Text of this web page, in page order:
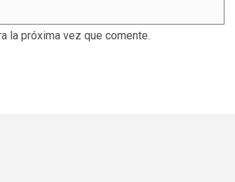
la próxima vez que comente.